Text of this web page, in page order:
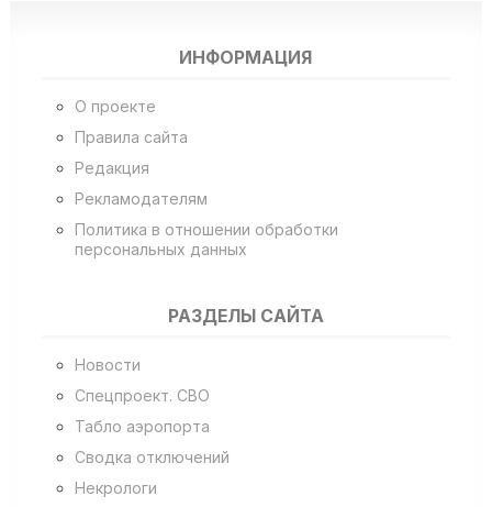
ИНФОРМАЦИЯ
О проекте
Правила сайта
Редакция
Рекламодателям
Политика в отношении обработки
персональных данных
РАЗДЕЛЫ САЙТА
Новости
Спецпроект. СВО
Табло аэропорта
Сводка отключений
Некрологи